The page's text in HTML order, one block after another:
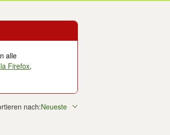
alle
Firefox,
nach:Neueste